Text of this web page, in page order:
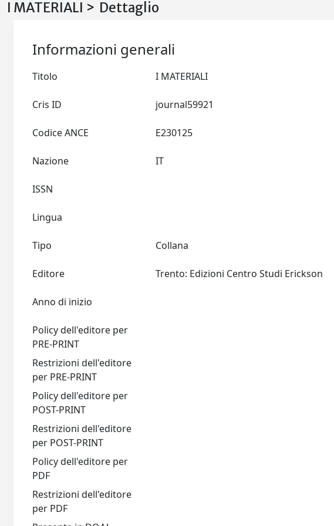
I MATERIALI > Dettaglio
Informazioni generali
Titolo
Cris ID
Codice ANCE
Nazione
ISSN
Lingua
Tipo Collana
Editore
Anno di inizio
Policy dell'editore per
PRE-PRINT
Restrizioni dell'editore
per PRE-PRINT
Policy dell'editore per
POST-PRINT
Restrizioni dell'editore
per POST-PRINT
Policy dell'editore per
PDF
Restrizioni dell'editore
per PDF